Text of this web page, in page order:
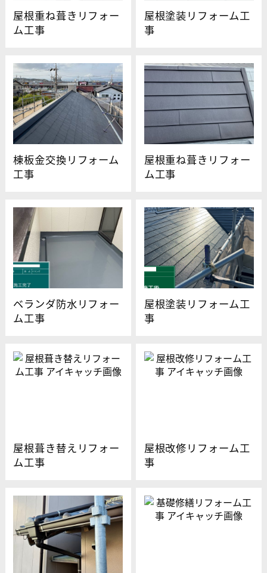
屋根重ね葺きリフォー
ム工事
屋根塗装リフォーム工
事
棟板金交換リフォーム
工事
屋根重ね葺きリフォー
ム工事
ベランダ防水リフォー
ム工事
屋根塗装リフォーム工
事
屋根葺き替えリフォー
ム工事
屋根改修リフォーム工
事